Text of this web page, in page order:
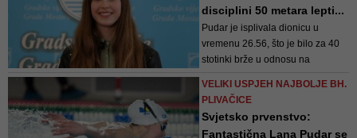
Orka, čiji je ona član, objavio
prošle godine za vrijeme
Olimpijskih igara u Tokiju
disciplini 50 metara lepti...
Pudar je isplivala dionicu u
vremenu 26.56, što je bilo za 40
stotinki brže u odnosu na
nije bilo dovoljno za finale
VELIKI USPJEH NAJBOLJE BH.
PLIVAČICE
Svjetsko prvenstvo:
Fantastična Lana Pudar se